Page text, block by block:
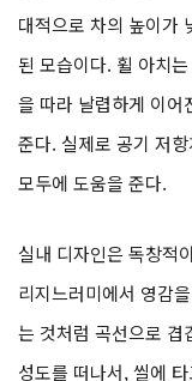
대적으로 차의 높이가
된 모습이다. 휠 아치
을 따라 날렵하게 이어
준다. 실제로 공기 저
모두에 도움을 준다.
실내 디자인은 독창적
리지느러미에서 영감
는 것처럼 곡선으로 겹
성도를 떠나서, 씰에